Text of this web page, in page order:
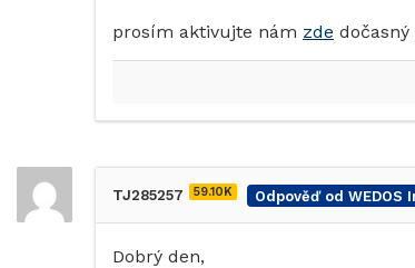
prosím aktivujte nám zde
TJ285257 59.10K Odpověď od WEDOS
Dobrý den,